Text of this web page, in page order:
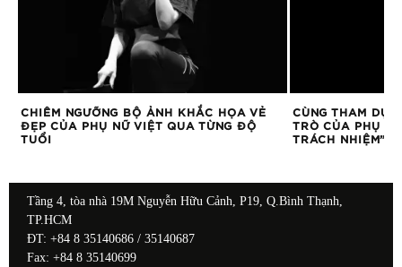
CHIÊM NGƯỠNG BỘ ẢNH KHẮC HỌA VẺ
ĐẸP CỦA PHỤ NỮ VIỆT QUA TỪNG ĐỘ
TUỔI
CÙNG THAM DỰ
TRÒ CỦA PHỤ
TRÁCH NHIỆM”
Tầng 4, tòa nhà 19M Nguyễn Hữu Cảnh, P19, Q.Bình Thạnh,
TP.HCM
ĐT: +84 8 35140686 / 35140687
Fax: +84 8 35140699